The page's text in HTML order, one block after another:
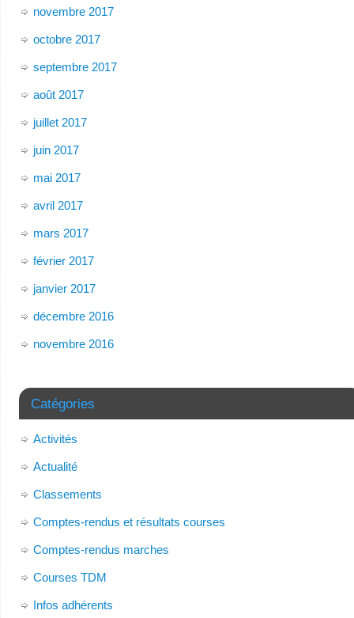
novembre 2017
octobre 2017
septembre 2017
août 2017
juillet 2017
juin 2017
mai 2017
avril 2017
mars 2017
février 2017
janvier 2017
décembre 2016
novembre 2016
Catégories
Activités
Actualité
Classements
Comptes-rendus et résultats courses
Comptes-rendus marches
Courses TDM
Infos adhérents